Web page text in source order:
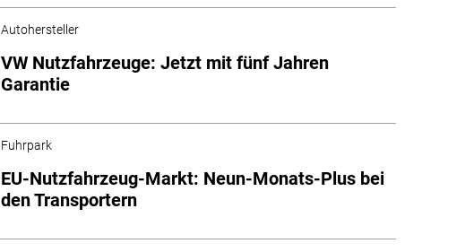
Autohersteller
VW Nutzfahrzeuge: Jetzt mit fünf Jahren
Garantie
Fuhrpark
EU-Nutzfahrzeug-Markt: Neun-Monats-Plus bei
den Transportern